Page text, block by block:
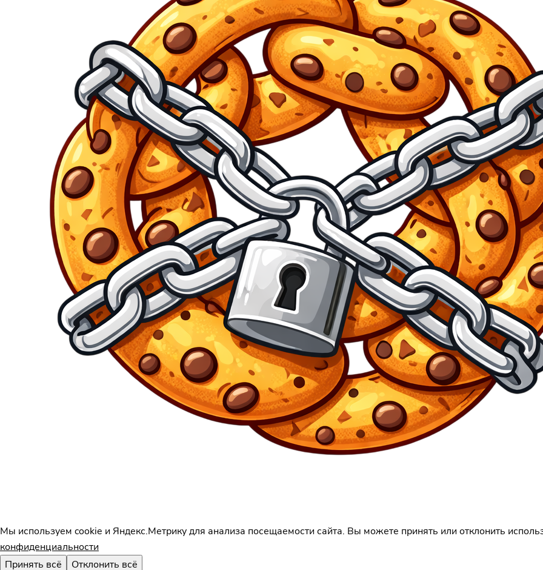
Мы используем cookie и Яндекс.Метрику для анализа посещаемости сайта. Вы можете принять или отклонить
конфиденциальности
Принять всё
Отклонить всё